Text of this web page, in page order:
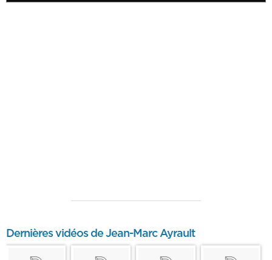
Dernières vidéos de Jean-Marc Ayrault